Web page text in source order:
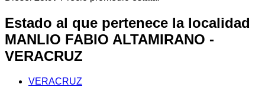
Estado al que pertenece la localidad
MANLIO FABIO ALTAMIRANO -
VERACRUZ
VERACRUZ